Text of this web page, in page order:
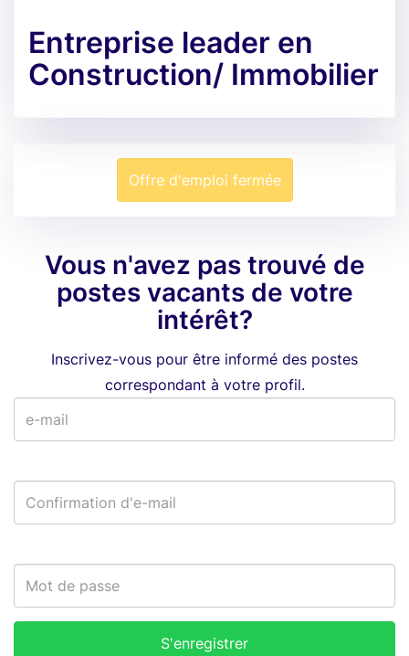
Entreprise leader en
Construction/ Immobilier
Offre d'emploi fermée
Vous n'avez pas trouvé de
postes vacants de votre
intérêt?
Inscrivez-vous pour être informé des postes
correspondant à votre profil.